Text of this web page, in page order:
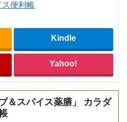
便利帳
Kindle
Yahoo!
＆スパイス薬膳」 カラダ